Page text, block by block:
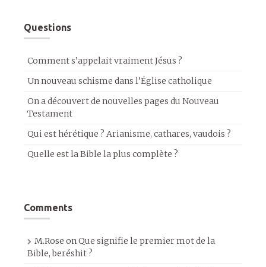
Questions
Comment s’appelait vraiment Jésus ?
Un nouveau schisme dans l’Église catholique
On a découvert de nouvelles pages du Nouveau
Testament
Qui est hérétique ? Arianisme, cathares, vaudois ?
Quelle est la Bible la plus complète ?
Comments
M.Rose onQue signifie le premier mot de la
Bible, beréshit ?